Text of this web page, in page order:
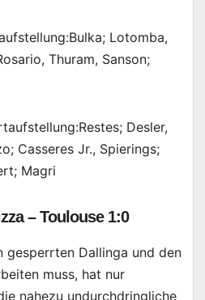
Lotomba,
Thuram, Sanson;
Desler,
Casseres Jr., Spierings;
Magri
– Toulouse 1:0
gesperrten Dallinga und den
muss, hat nur
nahezu undurchdringliche